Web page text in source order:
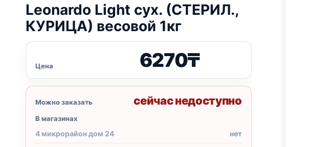
Leonardo Light сух. (СТЕРИЛ.,
КУРИЦА) весовой 1кг
Цена 6270₸
Можно заказать сейчас недоступно
В магазинах
4 микрорайон дом 24 нет